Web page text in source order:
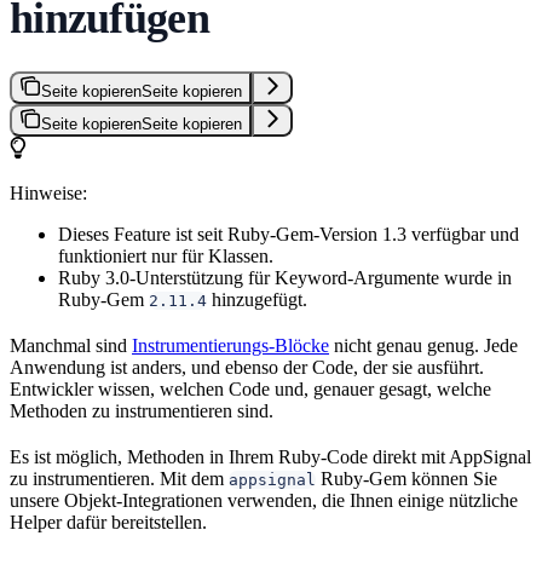
hinzufügen
Seite kopierenSeite kopieren
Seite kopierenSeite kopieren
Hinweise:
Dieses Feature ist seit Ruby-Gem-Version 1.3 verfügbar und
funktioniert nur für Klassen.
Ruby 3.0-Unterstützung für Keyword-Argumente wurde in
Ruby-Gem 2.11.4 hinzugefügt.
Manchmal sind Instrumentierungs-Blöcke nicht genau genug. Jede
Anwendung ist anders, und ebenso der Code, der sie ausführt.
Entwickler wissen, welchen Code und, genauer gesagt, welche
Methoden zu instrumentieren sind.
Es ist möglich, Methoden in Ihrem Ruby-Code direkt mit AppSignal
zu instrumentieren. Mit dem appsignal Ruby-Gem können Sie
unsere Objekt-Integrationen verwenden, die Ihnen einige nützliche
Helper dafür bereitstellen.